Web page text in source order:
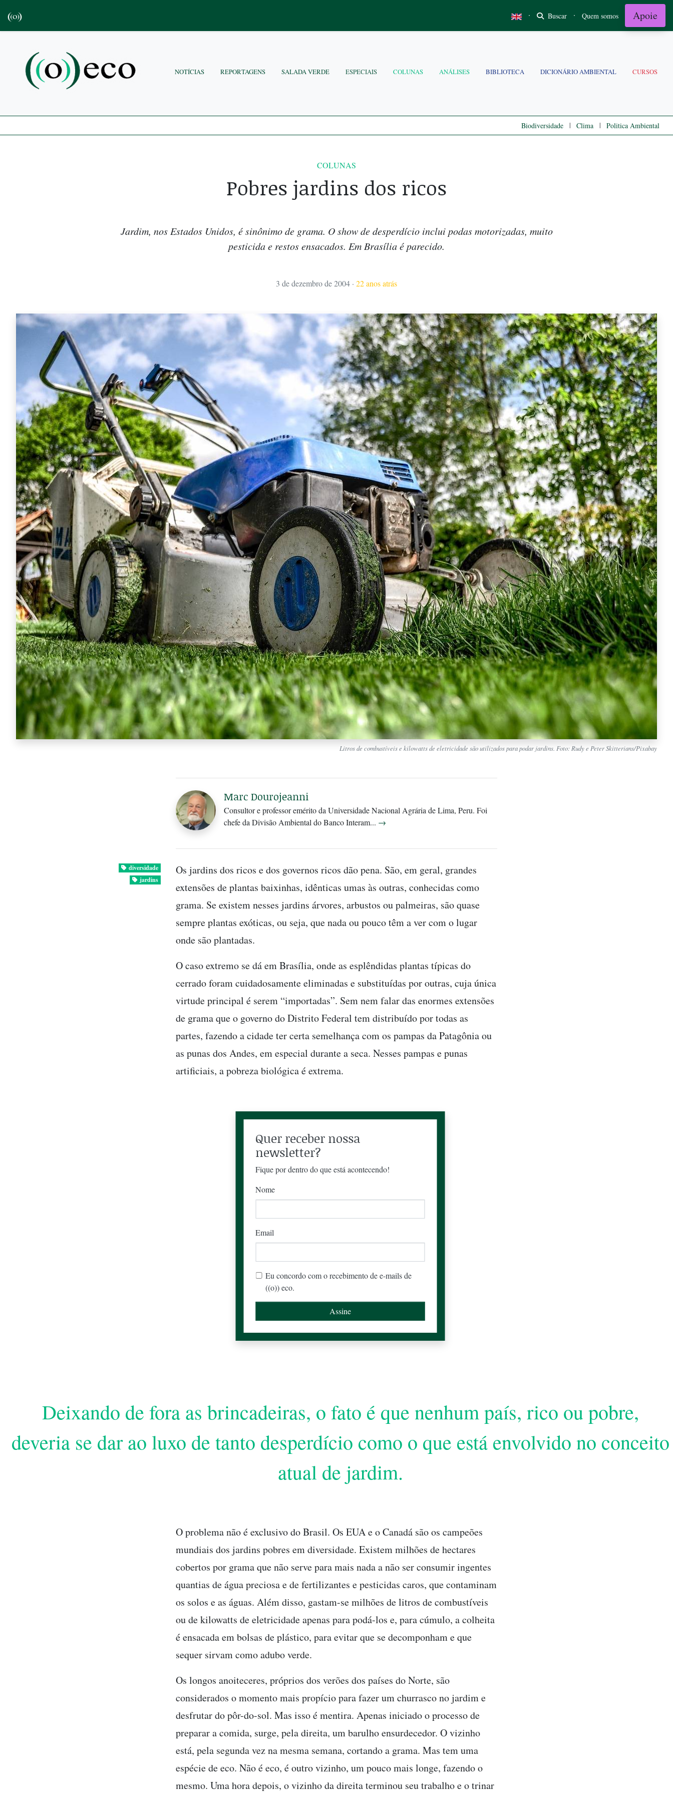
· Buscar · Quem somos Apoie
NOTÍCIAS REPORTAGENS SALADA VERDE ESPECIAIS COLUNAS ANÁLISES BIBLIOTECA DICIONÁRIO AMBIENTAL CURSOS
Biodiversidade | Clima | Politica Ambiental
COLUNAS
Pobres jardins dos ricos
Jardim, nos Estados Unidos, é sinônimo de grama. O show de desperdício inclui podas motorizadas, muito
pesticida e restos ensacados. Em Brasília é parecido.
3 de dezembro de 2004 · 22 anos atrás
Litros de combustíveis e kilowatts de eletricidade são utilizados para podar jardins. Foto: Rudy e Peter Skitterians/Pixabay
Marc Dourojeanni
Consultor e professor emérito da Universidade Nacional Agrária de Lima, Peru. Foi
chefe da Divisão Ambiental do Banco Interam... →
diversidade
jardins
Os jardins dos ricos e dos governos ricos dão pena. São, em geral, grandes
extensões de plantas baixinhas, idênticas umas às outras, conhecidas como
grama. Se existem nesses jardins árvores, arbustos ou palmeiras, são quase
sempre plantas exóticas, ou seja, que nada ou pouco têm a ver com o lugar
onde são plantadas.
O caso extremo se dá em Brasília, onde as esplêndidas plantas típicas do
cerrado foram cuidadosamente eliminadas e substituídas por outras, cuja única
virtude principal é serem “importadas”. Sem nem falar das enormes extensões
de grama que o governo do Distrito Federal tem distribuído por todas as
partes, fazendo a cidade ter certa semelhança com os pampas da Patagônia ou
as punas dos Andes, em especial durante a seca. Nesses pampas e punas
artificiais, a pobreza biológica é extrema.
Quer receber nossa
newsletter?
Fique por dentro do que está acontecendo!
Nome
Email
Eu concordo com o recebimento de e-mails de
((o)) eco.
Deixando de fora as brincadeiras, o fato é que nenhum país, rico ou pobre,
deveria se dar ao luxo de tanto desperdício como o que está envolvido no conceito
atual de jardim.
O problema não é exclusivo do Brasil. Os EUA e o Canadá são os campeões
mundiais dos jardins pobres em diversidade. Existem milhões de hectares
cobertos por grama que não serve para mais nada a não ser consumir ingentes
quantias de água preciosa e de fertilizantes e pesticidas caros, que contaminam
os solos e as águas. Além disso, gastam-se milhões de litros de combustíveis
ou de kilowatts de eletricidade apenas para podá-los e, para cúmulo, a colheita
é ensacada em bolsas de plástico, para evitar que se decomponham e que
sequer sirvam como adubo verde.
Os longos anoiteceres, próprios dos verões dos países do Norte, são
considerados o momento mais propício para fazer um churrasco no jardim e
desfrutar do pôr-do-sol. Mas isso é mentira. Apenas iniciado o processo de
preparar a comida, surge, pela direita, um barulho ensurdecedor. O vizinho
está, pela segunda vez na mesma semana, cortando a grama. Mas tem uma
espécie de eco. Não é eco, é outro vizinho, um pouco mais longe, fazendo o
mesmo. Uma hora depois, o vizinho da direita terminou seu trabalho e o trinar